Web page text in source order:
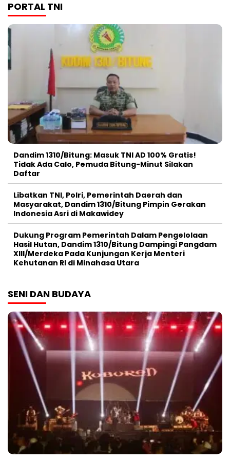
PORTAL TNI
Dandim 1310/Bitung: Masuk TNI AD 100% Gratis!
Tidak Ada Calo, Pemuda Bitung-Minut Silakan
Daftar
Libatkan TNI, Polri, Pemerintah Daerah dan
Masyarakat, Dandim 1310/Bitung Pimpin Gerakan
Indonesia Asri di Makawidey
Dukung Program Pemerintah Dalam Pengelolaan
Hasil Hutan, Dandim 1310/Bitung Dampingi Pangdam
XIII/Merdeka Pada Kunjungan Kerja Menteri
Kehutanan RI di Minahasa Utara
SENI DAN BUDAYA